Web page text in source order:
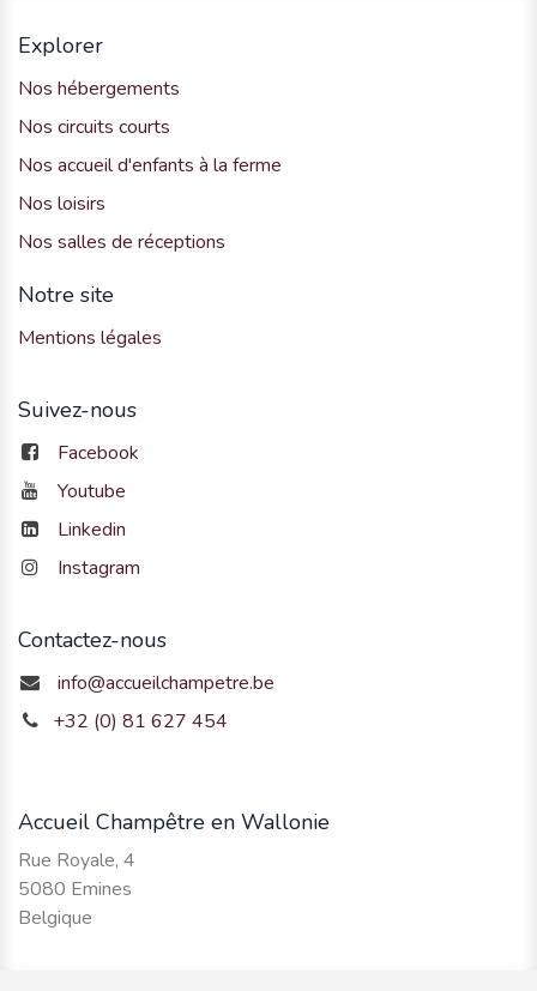
Explorer
Nos hébergements
Nos circuits courts
Nos accueil d'enfants à la ferme
Nos loisirs
Nos salles de réceptions
Notre site
Mentions légales
Suivez-nous
Facebook
Youtube
Linkedin
Instagram
Contactez-nous
info@accueilchampetre.be
+32 (0) 81 627 454
Accueil Champêtre en Wallonie
Rue Royale, 4
5080 Emines
Belgique